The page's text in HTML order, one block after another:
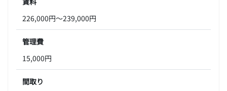
226,000円～239,000円
管理費
15,000円
間取り